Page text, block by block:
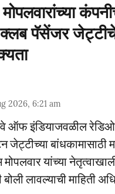
क्लब पॅसेंजर
2026, 6:21 am
ऑफ इंडियाजवळील
जेट्टीच्या
मोपलवार यांच्या
लावल्याची माहिती